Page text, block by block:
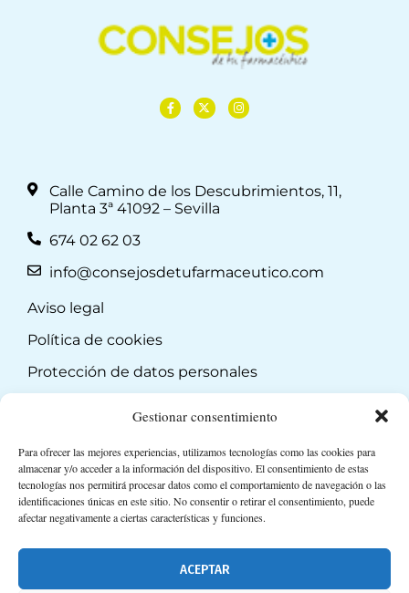
Gestionar consentimiento
Para ofrecer las mejores experiencias, utilizamos tecnologías como las cookies para
almacenar y/o acceder a la información del dispositivo. El consentimiento de estas
tecnologías nos permitirá procesar datos como el comportamiento de navegación o las
identificaciones únicas en este sitio. No consentir o retirar el consentimiento, puede
afectar negativamente a ciertas características y funciones.
ACEPTAR
Calle Camino de los Descubrimientos, 11,
Planta 3ª 41092 – Sevilla
674 02 62 03
info@consejosdetufarmaceutico.com
Aviso legal
Política de cookies
Protección de datos personales